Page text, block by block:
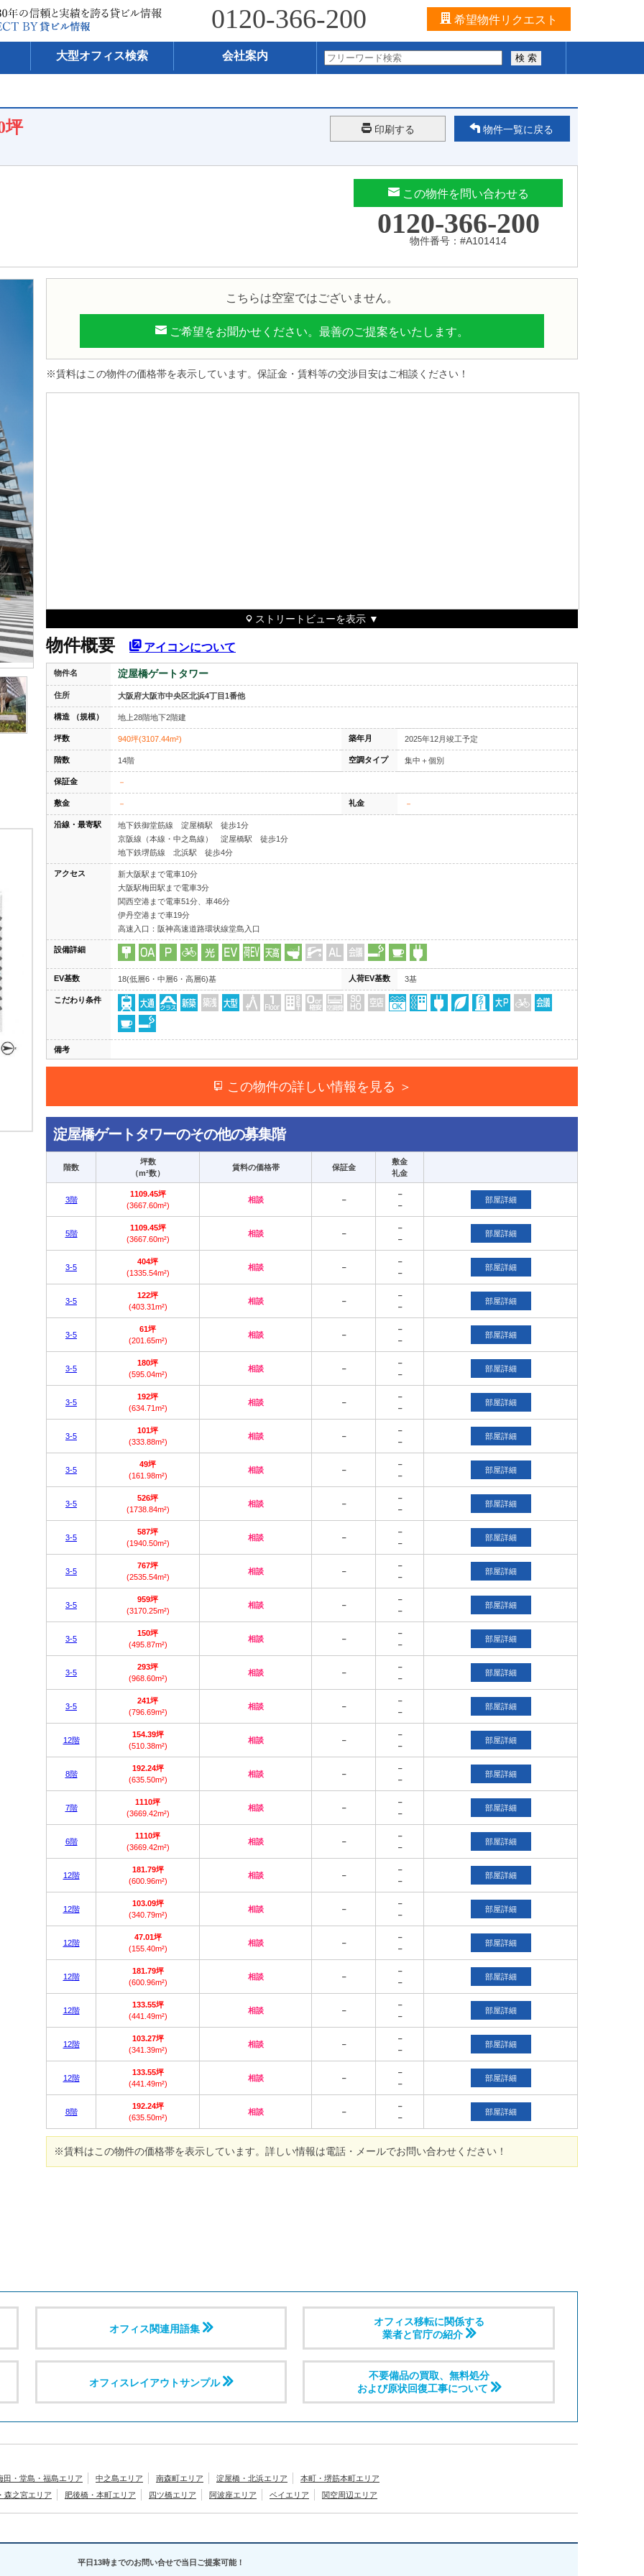
0120-366-200 希望物件リクエスト
大型オフィス検索 会社案内 検 索
坪 物件一覧に戻る
印刷する
この物件を問い合わせる
0120-366-200
物件番号：#A101414
こちらは空室ではございません。
ご希望をお聞かせください。最善のご提案をいたします。
※賃料はこの物件の価格帯を表示しています。保証金・賃料等の交渉目安はご相談ください！
ストリートビューを表示 ▼
物件概要 アイコンについて
物件名 淀屋橋ゲートタワー
住所 大阪府大阪市中央区北浜4丁目1番他
構造 （規模） 地上28階地下2階建
坪数 940坪(3107.44m²) 築年月 2025年12月竣工予定
階数 14階 空調タイプ 集中＋個別
保証金 －
敷金 － 礼金 －
沿線・最寄駅
地下鉄御堂筋線 淀屋橋駅 徒歩1分
京阪線（本線・中之島線） 淀屋橋駅 徒歩1分
地下鉄堺筋線 北浜駅 徒歩4分
アクセス
新大阪駅まで電車10分
大阪駅梅田駅まで電車3分
関西空港まで電車51分、車46分
伊丹空港まで車19分
高速入口：阪神高速道路環状線堂島入口
設備詳細
EV基数 18(低層6・中層6・高層6)基 人荷EV基数 3基
こだわり条件
備考
この物件の詳しい情報を見る ＞
淀屋橋ゲートタワーのその他の募集階
階数
坪数
（m²数）
賃料の価格帯 保証金
敷金
礼金
3階
1109.45坪
(3667.60m²)
相談 －
－
－
部屋詳細
5階
1109.45坪
(3667.60m²)
相談 －
－
－
部屋詳細
3-5
404坪
(1335.54m²)
相談 －
－
－
部屋詳細
3-5
122坪
(403.31m²)
相談 －
－
－
部屋詳細
3-5
61坪
(201.65m²)
相談 －
－
－
部屋詳細
3-5
180坪
(595.04m²)
相談 －
－
－
部屋詳細
3-5
192坪
(634.71m²)
相談 －
－
－
部屋詳細
3-5
101坪
(333.88m²)
相談 －
－
－
部屋詳細
3-5
49坪
(161.98m²)
相談 －
－
－
部屋詳細
3-5
526坪
(1738.84m²)
相談 －
－
－
部屋詳細
3-5
587坪
(1940.50m²)
相談 －
－
－
部屋詳細
3-5
767坪
(2535.54m²)
相談 －
－
－
部屋詳細
3-5
959坪
(3170.25m²)
相談 －
－
－
部屋詳細
3-5
150坪
(495.87m²)
相談 －
－
－
部屋詳細
3-5
293坪
(968.60m²)
相談 －
－
－
部屋詳細
3-5
241坪
(796.69m²)
相談 －
－
－
部屋詳細
12階
154.39坪
(510.38m²)
相談 －
－
－
部屋詳細
8階
192.24坪
(635.50m²)
相談 －
－
－
部屋詳細
7階
1110坪
(3669.42m²)
相談 －
－
－
部屋詳細
6階
1110坪
(3669.42m²)
相談 －
－
－
部屋詳細
12階
181.79坪
(600.96m²)
相談 －
－
－
部屋詳細
12階
103.09坪
(340.79m²)
相談 －
－
－
部屋詳細
12階
47.01坪
(155.40m²)
相談 －
－
－
部屋詳細
12階
181.79坪
(600.96m²)
相談 －
－
－
部屋詳細
12階
133.55坪
(441.49m²)
相談 －
－
－
部屋詳細
12階
103.27坪
(341.39m²)
相談 －
－
－
部屋詳細
12階
133.55坪
(441.49m²)
相談 －
－
－
部屋詳細
8階
192.24坪
(635.50m²)
相談 －
－
－
部屋詳細
※賃料はこの物件の価格帯を表示しています。詳しい情報は電話・メールでお問い合わせください！
オフィス関連用語集
オフィス移転に関係する
業者と官庁の紹介
オフィスレイアウトサンプル
不要備品の買取、無料処分
および原状回復工事について
田・堂島・福島エリア 中之島エリア 南森町エリア 淀屋橋・北浜エリア
本町・堺筋本町エリア
森之宮エリア
肥後橋・本町エリア 四ツ橋エリア 阿波座エリア ベイエリア 関空周辺エリア
平日13時までのお問い合せで当日ご提案可能！